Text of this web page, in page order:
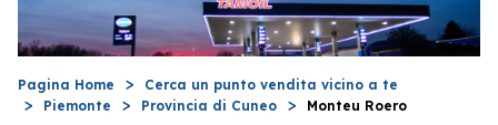
Pagina Home
Cerca un punto vendita vicino a te
Piemonte
Provincia di Cuneo Monteu Roero